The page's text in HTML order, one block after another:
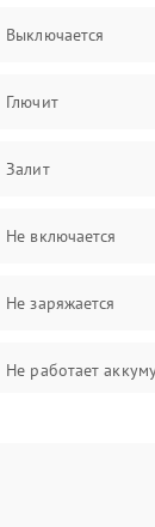
Выключается
Глючит
Залит
Не включается
Не заряжается
Не работает